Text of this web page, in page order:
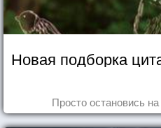
Новая подборка
Просто остановись